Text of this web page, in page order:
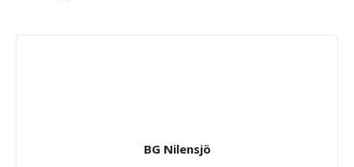
BG Nilensjö